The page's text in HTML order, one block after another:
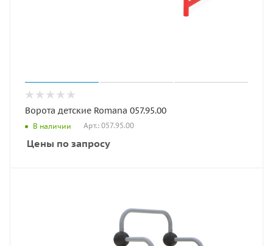
Ворота детские Romana 057.95.00
В наличии Арт.: 057.95.00
Цены по запросу